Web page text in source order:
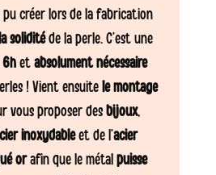
créer lors de la fabrication
soliditéde la perle. C’est une
6h etabsolument nécessaire
! Vient ensuite le montage
vous proposer desbijoux,
inoxydableet de l’acier
orafin que le métalpuisse